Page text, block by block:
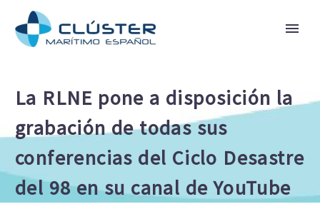
La RLNE pone a disposición la
grabación de todas sus
conferencias del Ciclo Desastre
del 98 en su canal de YouTube